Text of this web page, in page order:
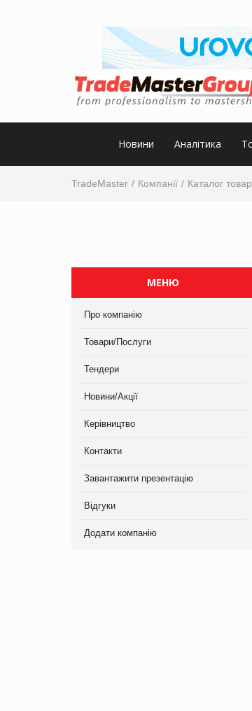
Новини Аналітика
TradeMaster Компанії Каталог
МЕНЮ
Про компанію
Товари/Послуги
Тендери
Новини/Акції
Керівництво
Контакти
Завантажити презентацію
Відгуки
Додати компанію